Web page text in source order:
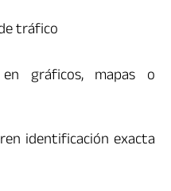
tráfico
gráficos, mapas o
identificación exacta